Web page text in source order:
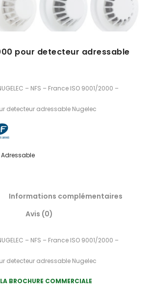
pour detecteur adressable
– NFS – France ISO 9001/2000 –
detecteur adressable Nugelec
Informations complémentaires
Avis (0)
– NFS – France ISO 9001/2000 –
detecteur adressable Nugelec
BROCHURE COMMERCIALE